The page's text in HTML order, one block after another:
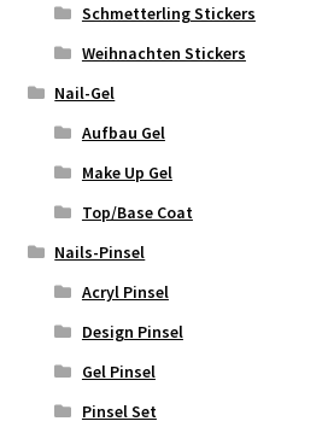
Schmetterling Stickers
Weihnachten Stickers
Nail-Gel
Aufbau Gel
Make Up Gel
Top/Base Coat
Nails-Pinsel
Acryl Pinsel
Design Pinsel
Gel Pinsel
Pinsel Set